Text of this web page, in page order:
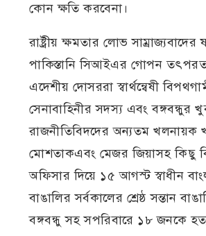
কোন ক্ষতি করবেনা।
রাষ্ট্রীয় ক্ষমতার লোভ সাম্রাজ্যবাদের
পাকিস্তানি সিআইএর গোপন
এদেশীয় দোসররা স্বার্থন্বেষী
সেনাবাহিনীর সদস্য এবং বঙ্গবন্ধুর
রাজনীতিবিদদের অন্যতম খলনায়ক
মোশতাকএবং মেজর জিয়াসহ কিছু
অফিসার দিয়ে ১৫ আগস্ট স্বাধীন
বাঙালির সর্বকালের শ্রেষ্ঠ সন্তান
বঙ্গবন্ধু সহ সপরিবারে ১৮ জনকে